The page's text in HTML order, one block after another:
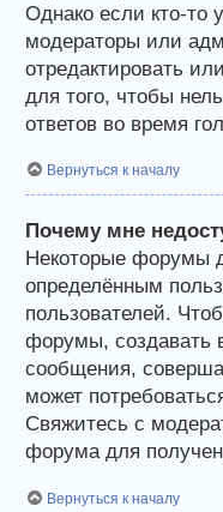
Однако если кто-то
модераторы или
отредактировать
для того, чтобы
ответов во время
Вернуться к началу
Почему мне
Некоторые форумы
определённым
пользователей.
форумы, создавать
сообщения,
может
Свяжитесь с
форума для
Вернуться к началу